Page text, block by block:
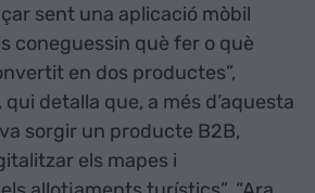
sent una aplicació mòbil
coneguessin què fer o què
en dos productes”,
detalla que, a més d’aquesta
sorgir un producte B2B,
els mapes i